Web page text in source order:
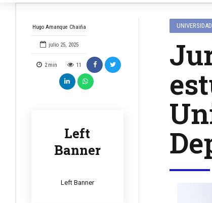
Hugo Amanque Chaiña
julio 25, 2025
2 min 11
Left
Banner
Left Banner
UNIVERSIDAD